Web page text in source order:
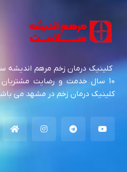
کلینیک درمان زخم مرهم اندیشه
10 سال خدمت و رضایت مشتریان
کلینیک درمان زخم در مشهد می باشد